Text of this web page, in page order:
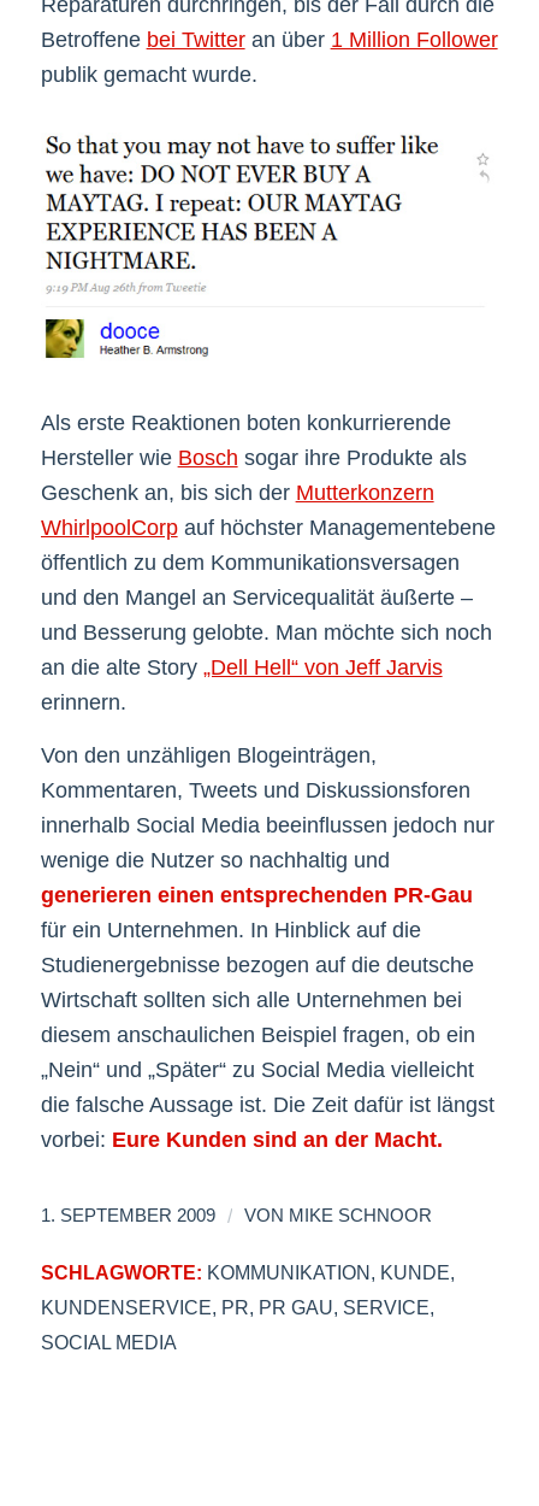
Betroffene bei Twitteran über 1 Million Follower
publik gemacht wurde.
Als erste Reaktionen boten konkurrierende
Hersteller wie Bosch sogar ihre Produkte als
Geschenk an, bis sich der Mutterkonzern
WhirlpoolCorpauf höchster Managementebene
öffentlich zu dem Kommunikationsversagen
und den Mangel an Servicequalität äußerte –
und Besserung gelobte. Man möchte sich noch
an die alte Story „Dell Hell“ von Jeff Jarvis
erinnern.
Von den unzähligen Blogeinträgen,
Kommentaren, Tweets und Diskussionsforen
innerhalb Social Media beeinflussen jedoch nur
wenige die Nutzer so nachhaltig und
generieren einen entsprechenden PR-Gau
für ein Unternehmen. In Hinblick auf die
Studienergebnisse bezogen auf die deutsche
Wirtschaft sollten sich alle Unternehmen bei
diesem anschaulichen Beispiel fragen, ob ein
„Nein“ und „Später“ zu Social Media vielleicht
die falsche Aussage ist. Die Zeit dafür ist längst
vorbei: Eure Kunden sind an der Macht.
1. SEPTEMBER 2009 / VON MIKE SCHNOOR
SCHLAGWORTE: KOMMUNIKATION, KUNDE,
KUNDENSERVICE, PR, PR GAU, SERVICE,
SOCIAL MEDIA